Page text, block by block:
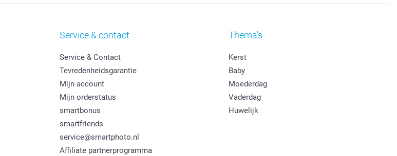
Service & contact
Service & Contact
Tevredenheidsgarantie
Mijn account
Mijn orderstatus
smartbonus
smartfriends
service@smartphoto.nl
Affiliate partnerprogramma
Thema's
Kerst
Baby
Moederdag
Vaderdag
Huwelijk